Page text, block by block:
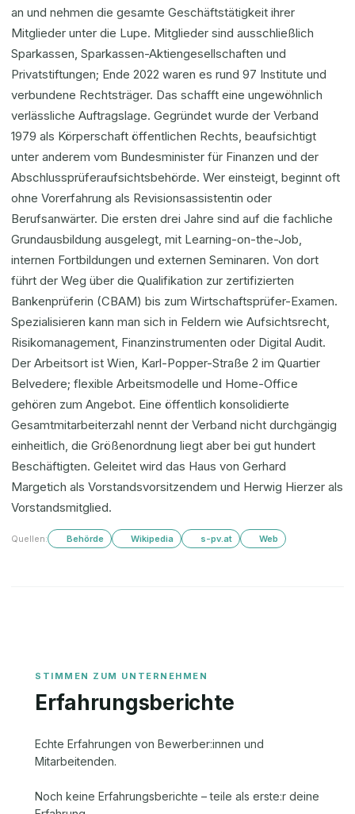
an und nehmen die gesamte Geschäftstätigkeit ihrer
Mitglieder unter die Lupe. Mitglieder sind ausschließlich
Sparkassen, Sparkassen-Aktiengesellschaften und
Privatstiftungen; Ende 2022 waren es rund 97 Institute und
verbundene Rechtsträger. Das schafft eine ungewöhnlich
verlässliche Auftragslage. Gegründet wurde der Verband
1979 als Körperschaft öffentlichen Rechts, beaufsichtigt
unter anderem vom Bundesminister für Finanzen und der
Abschlussprüferaufsichtsbehörde. Wer einsteigt, beginnt oft
ohne Vorerfahrung als Revisionsassistentin oder
Berufsanwärter. Die ersten drei Jahre sind auf die fachliche
Grundausbildung ausgelegt, mit Learning-on-the-Job,
internen Fortbildungen und externen Seminaren. Von dort
führt der Weg über die Qualifikation zur zertifizierten
Bankenprüferin (CBAM) bis zum Wirtschaftsprüfer-Examen.
Spezialisieren kann man sich in Feldern wie Aufsichtsrecht,
Risikomanagement, Finanzinstrumenten oder Digital Audit.
Der Arbeitsort ist Wien, Karl-Popper-Straße 2 im Quartier
Belvedere; flexible Arbeitsmodelle und Home-Office
gehören zum Angebot. Eine öffentlich konsolidierte
Gesamtmitarbeiterzahl nennt der Verband nicht durchgängig
einheitlich, die Größenordnung liegt aber bei gut hundert
Beschäftigten. Geleitet wird das Haus von Gerhard
Margetich als Vorstandsvorsitzendem und Herwig Hierzer als
Vorstandsmitglied.
Quellen: Behörde Wikipedia s-pv.at Web
Erfahrungsberichte
Echte Erfahrungen von Bewerber:innen und
Mitarbeitenden.
Noch keine Erfahrungsberichte – teile als erste:r deine